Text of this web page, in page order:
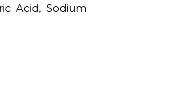
Acid, Sodium